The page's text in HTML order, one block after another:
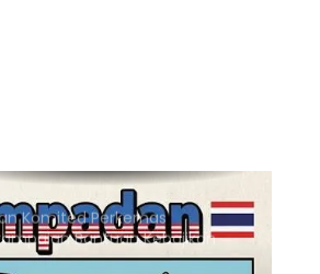
Komited Perkemas
Bantuan Kebajikan
di Ampang